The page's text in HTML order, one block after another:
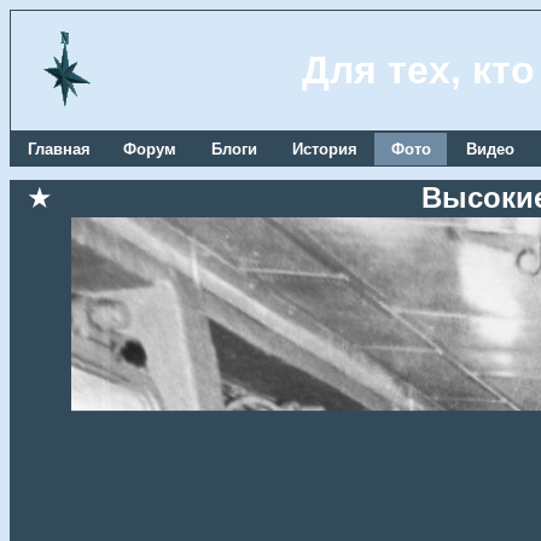
Для тех,
Главная Форум Блоги История Фото Видео
★